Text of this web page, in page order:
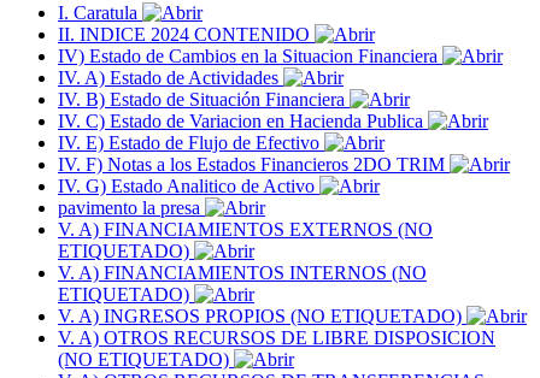
I. Caratula
II. INDICE 2024 CONTENIDO
IV) Estado de Cambios en la Situacion Financiera
IV. A) Estado de Actividades
IV. B) Estado de Situación Financiera
IV. C) Estado de Variacion en Hacienda Publica
IV. E) Estado de Flujo de Efectivo
IV. F) Notas a los Estados Financieros 2DO TRIM
IV. G) Estado Analitico de Activo
pavimento la presa
V. A) FINANCIAMIENTOS EXTERNOS (NO
ETIQUETADO)
V. A) FINANCIAMIENTOS INTERNOS (NO
ETIQUETADO)
V. A) INGRESOS PROPIOS (NO ETIQUETADO)
V. A) OTROS RECURSOS DE LIBRE DISPOSICION
(NO ETIQUETADO)